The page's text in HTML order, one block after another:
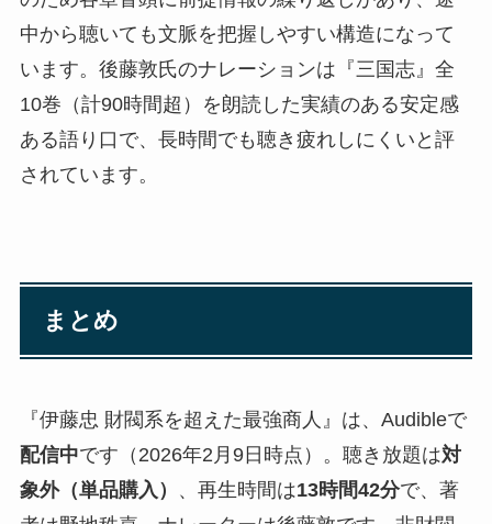
中から聴いても文脈を把握しやすい構造になって
います。後藤敦氏のナレーションは『三国志』全
10巻（計90時間超）を朗読した実績のある安定感
ある語り口で、長時間でも聴き疲れしにくいと評
されています。
まとめ
『伊藤忠 財閥系を超えた最強商人』は、Audibleで
配信中です（2026年2月9日時点）。聴き放題は対
象外（単品購入）
、再生時間は13時間42分で、著